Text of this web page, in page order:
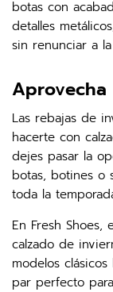
botas con
detalles
sin renunciar a
Aprovecha
Las rebajas de
hacerte con
dejes pasar la
botas, botines o
toda la
En Fresh Shoes,
calzado de
modelos
par perfecto